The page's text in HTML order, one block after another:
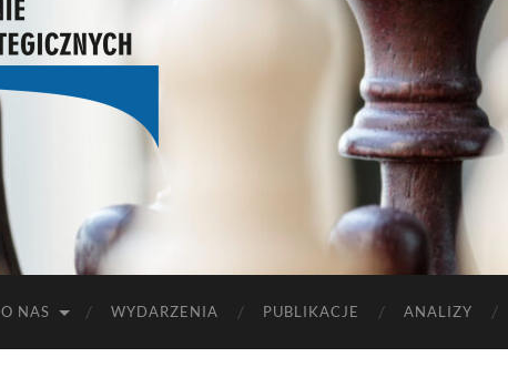
O NAS WYDARZENIA PUBLIKACJE ANALIZY